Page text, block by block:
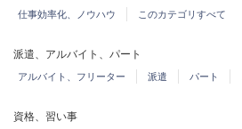
仕事効率化、ノウハウ
このカテゴリすべて
派遣、アルバイト、パート
アルバイト、フリーター 派遣 パート
資格、習い事